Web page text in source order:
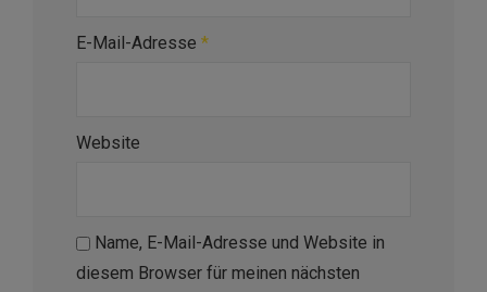
E-Mail-Adresse *
Website
Name, E-Mail-Adresse und Website in
diesem Browser für meinen nächsten